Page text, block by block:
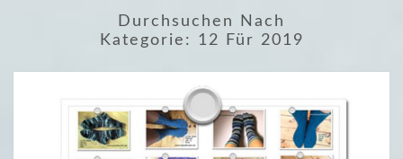
Durchsuchen Nach
Kategorie: 12 Für 2019